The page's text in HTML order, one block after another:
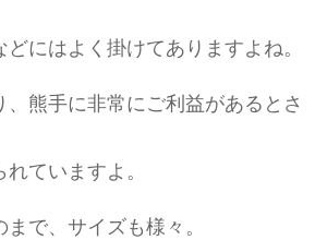
にはよく掛けてありますよね。
熊手に非常にご利益があるとさ
ていますよ。
で、サイズも様々。